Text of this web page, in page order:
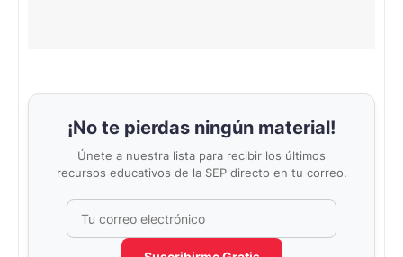
¡No te pierdas ningún material!
Únete a nuestra lista para recibir los últimos
recursos educativos de la SEP directo en tu correo.
No completar este campo